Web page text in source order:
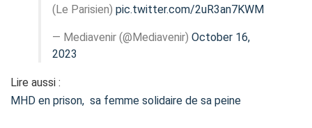
(Le Parisien) pic.twitter.com/2uR3an7KWM
— Mediavenir (@Mediavenir) October 16,
2023
Lire aussi :
MHD en prison, sa femme solidaire de sa peine